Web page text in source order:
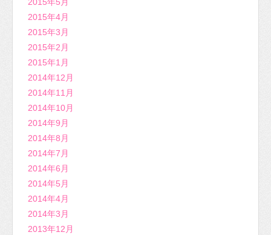
2015年4月
2015年3月
2015年2月
2015年1月
2014年12月
2014年11月
2014年10月
2014年9月
2014年8月
2014年7月
2014年6月
2014年5月
2014年4月
2014年3月
2013年12月